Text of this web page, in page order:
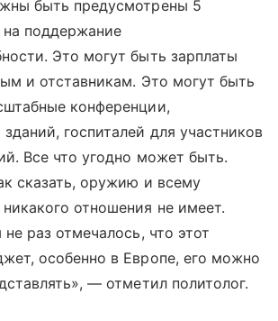
быть предусмотрены 5
поддержание
Это могут быть зарплаты
и отставникам. Это могут быть
конференции,
госпиталей для участников
Все что угодно может быть.
сказать, оружию и всему
отношения не имеет.
раз отмечалось, что этот
особенно в Европе, его можно
— отметил политолог.